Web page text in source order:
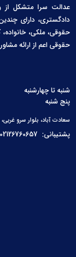
عدالت سرا متشکل از
دادگستری، دارای
حقوقی، ملکی،
حقوقی اعم از ارائه
شنبه تا چهارشنبه
پنج شنبه
سعادت آباد، بلوار سرو غربی، بین
پشتیبانی: 02126760657